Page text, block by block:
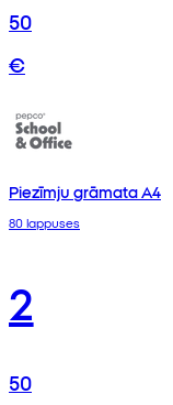
50
€
Piezīmju grāmata A4
80 lappuses
2
50